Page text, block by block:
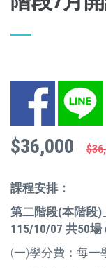
Facebook LINE
$36,000
課程安排：
第二階段(本階段
115/10/07 共50
(一)學分費：每一